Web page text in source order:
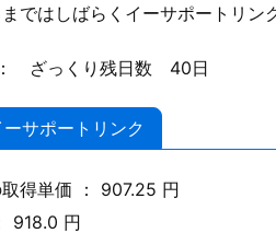
ではしばらくイーサポートリン
ざっくり残日数 40日
サポートリンク
得単価 ： 907.25 円
918.0 円